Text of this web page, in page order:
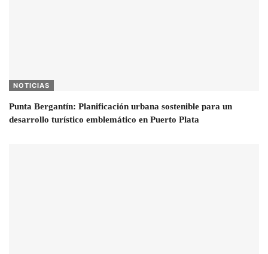
NOTICIAS
Punta Bergantín: Planificación urbana sostenible para un
desarrollo turístico emblemático en Puerto Plata